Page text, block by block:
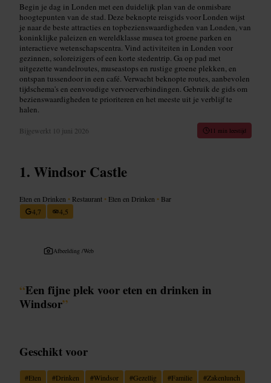
Begin je dag in Londen met een duidelijk plan van de onmisbare
hoogtepunten van de stad. Deze beknopte reisgids voor Londen wijst
je naar de beste attracties en topbezienswaardigheden van Londen, van
koninklijke paleizen en wereldklasse musea tot groene parken en
interactieve wetenschapscentra. Vind activiteiten in Londen voor
gezinnen, soloreizigers of een korte stedentrip. Ga op pad met
uitgezette wandelroutes, museastops en rustige groene plekken, en
ontspan tussendoor in een café. Verwacht beknopte routes, aanbevolen
tijdschema's en eenvoudige vervoerverbindingen. Gebruik de gids om
bezienswaardigheden te prioriteren en het meeste uit je verblijf te
halen.
Bijgewerkt 10 juni 2026 11 min leestijd
Windsor Castle
Eten en Drinken • Restaurant • Eten en Drinken • Bar
4,7
4,5
Afbeelding /Web
“Een fijne plek voor eten en drinken in
Windsor”
Geschikt voor
#Eten #Drinken #Windsor #Gezellig #Familie #Zakenlunch